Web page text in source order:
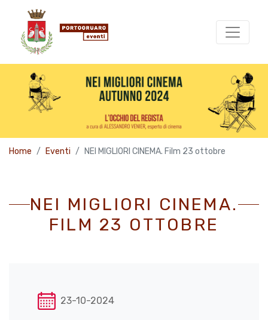
Home Eventi NEI MIGLIORI CINEMA. Film 23 ottobre
NEI MIGLIORI CINEMA.
FILM 23 OTTOBRE
23-10-2024